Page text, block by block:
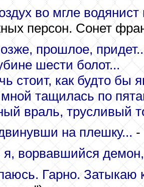
во мгле водянист
персон. Сонет
прошлое,
шести болот...
стоит, как будто бы
мной тащилась по
враль, трусливый
на плешку... -
я, ворвавшийся
Гарно. Затыкаю